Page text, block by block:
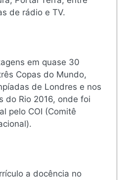
de rádio e TV.
em quase 30
Copas do Mundo,
de Londres e nos
do Rio 2016, onde foi
pelo COI (Comitê
a docência no